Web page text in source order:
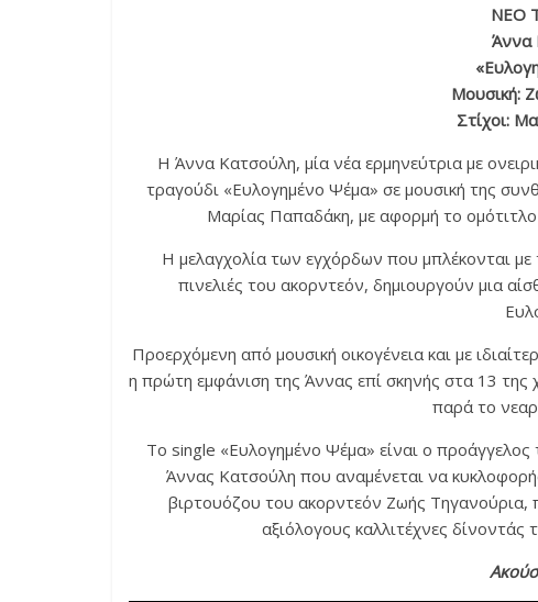
ΝΕΟ
Άννα
Μουσική:
Στίχοι:
Η Άννα Κατσούλη, μία νέα ερμηνεύτρια με
τραγούδι «Ευλογημένο Ψέμα» σε μουσική της
Μαρίας Παπαδάκη, με αφορμή το
Η μελαγχολία των εγχόρδων που μπλέκονται με
πινελιές του ακορντεόν, δημιουργούν μια
Προερχόμενη από μουσική οικογένεια και με
η πρώτη εμφάνιση της Άννας επί σκηνής στα 13 της
παρά το
Το single «Ευλογημένο Ψέμα» είναι ο
Άννας Κατσούλη που αναμένεται να
βιρτουόζου του ακορντεόν Ζωής Τηγανούρια,
αξιόλογους καλλιτέχνες